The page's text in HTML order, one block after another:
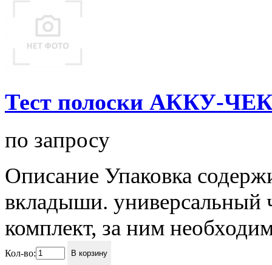
Тест полоски АККУ-
по запросу
Описание Упаковка
вкладыши. универсальный
комплект, за ним
Кол-во: В корзину